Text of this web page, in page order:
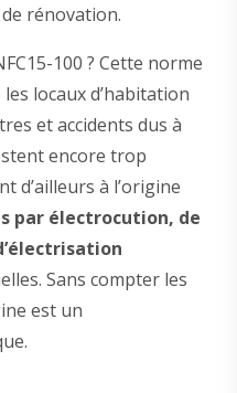
rénovation.
100 ? Cette norme
locaux d’habitation
et accidents dus à
encore trop
d’ailleurs à l’origine
par électrocution, de
Sans compter les
est un